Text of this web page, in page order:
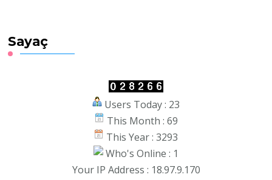
Sayaç
Users Today : 23
This Month : 69
This Year : 3293
Who's Online : 1
Your IP Address : 18.97.9.170